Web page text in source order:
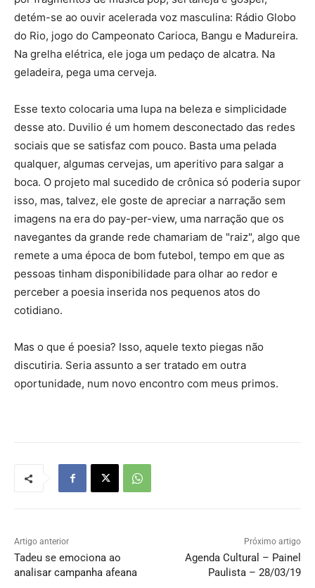
detém-se ao ouvir acelerada voz masculina: Rádio Globo
do Rio, jogo do Campeonato Carioca, Bangu e Madureira.
Na grelha elétrica, ele joga um pedaço de alcatra. Na
geladeira, pega uma cerveja.
Esse texto colocaria uma lupa na beleza e simplicidade
desse ato. Duvilio é um homem desconectado das redes
sociais que se satisfaz com pouco. Basta uma pelada
qualquer, algumas cervejas, um aperitivo para salgar a
boca. O projeto mal sucedido de crônica só poderia supor
isso, mas, talvez, ele goste de apreciar a narração sem
imagens na era do pay-per-view, uma narração que os
navegantes da grande rede chamariam de "raiz", algo que
remete a uma época de bom futebol, tempo em que as
pessoas tinham disponibilidade para olhar ao redor e
perceber a poesia inserida nos pequenos atos do
cotidiano.
Mas o que é poesia? Isso, aquele texto piegas não
discutiria. Seria assunto a ser tratado em outra
oportunidade, num novo encontro com meus primos.
Artigo anterior
Tadeu se emociona ao
analisar campanha afeana
Próximo artigo
Agenda Cultural – Painel
Paulista – 28/03/19